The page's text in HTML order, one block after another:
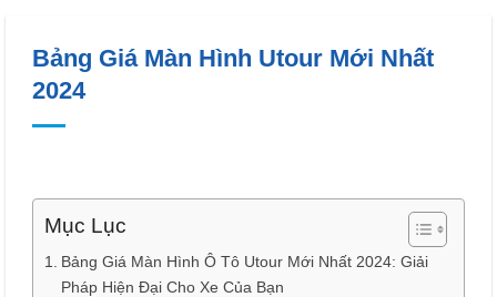
Bảng Giá Màn Hình Utour Mới Nhất
2024
Mục Lục
Bảng Giá Màn Hình Ô Tô Utour Mới Nhất 2024: Giải
Pháp Hiện Đại Cho Xe Của Bạn